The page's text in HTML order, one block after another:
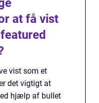
at få vist
vist som et
det vigtigt at
hjælp af bullet